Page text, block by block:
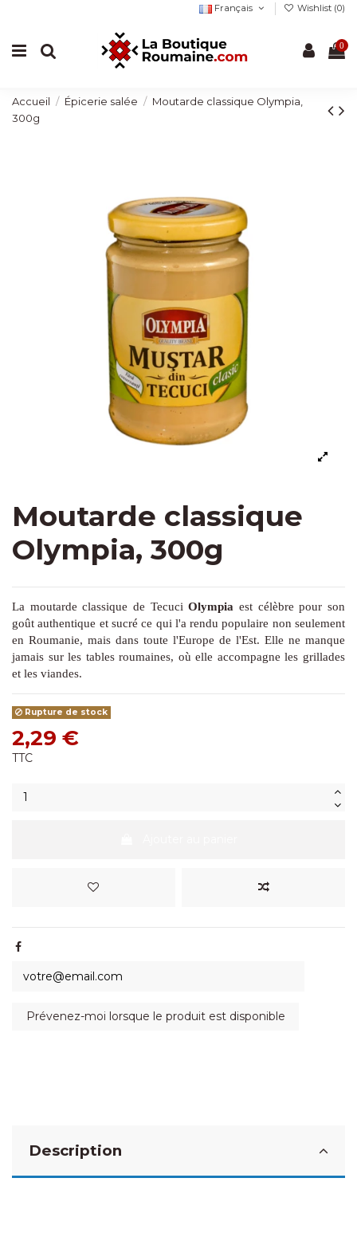
Français Wishlist (0)
0
Accueil Épicerie salée
Moutarde classique Olympia,
300g
Moutarde classique
Olympia, 300g
La moutarde classique de TecuciOlympia est célèbre pour son
goût authentique et sucré ce qui l'a rendu populaire non seulement
en Roumanie, mais dans toute l'Europe de l'Est. Elle ne manque
jamais sur les tables roumaines, où elle accompagne les grillades
et les viandes.
Rupture de stock
2,29 €
TTC
Description